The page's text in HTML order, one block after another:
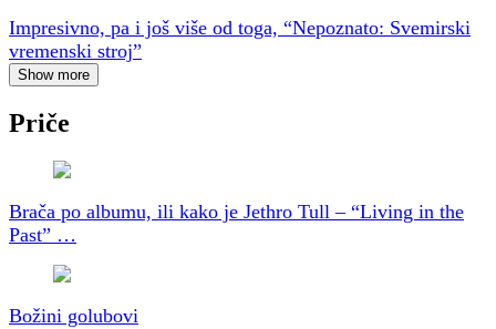
Impresivno, pa i još više od toga, “Nepoznato: Svemirski
vremenski stroj”
Show more
Priče
Brača po albumu, ili kako je Jethro Tull – “Living in the
Past” …
Božini golubovi